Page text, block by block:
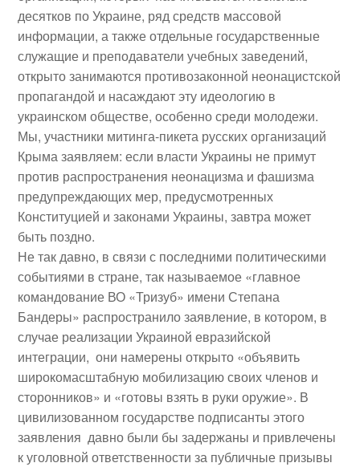
десятков по Украине, ряд средств массовой
информации, а также отдельные государственные
служащие и преподаватели учебных заведений,
открыто занимаются противозаконной неонацистской
пропагандой и насаждают эту идеологию в
украинском обществе, особенно среди молодежи.
Мы, участники митинга-пикета русских организаций
Крыма заявляем: если власти Украины не примут
против распространения неонацизма и фашизма
предупреждающих мер, предусмотренных
Конституцией и законами Украины, завтра может
быть поздно.
Не так давно, в связи с последними политическими
событиями в стране, так называемое «главное
командование ВО «Тризуб» имени Степана
Бандеры» распространило заявление, в котором, в
случае реализации Украиной евразийской
интеграции, они намерены открыто «объявить
широкомасштабную мобилизацию своих членов и
сторонников» и «готовы взять в руки оружие». В
цивилизованном государстве подписанты этого
заявления давно были бы задержаны и привлечены
к уголовной ответственности за публичные призывы